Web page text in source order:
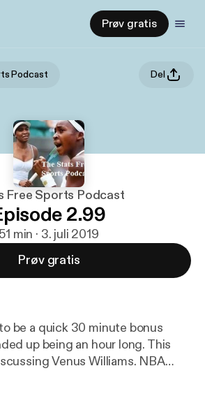
Prøv gratis
Podcast Del
Free Sports Podcast
2.99
51 min · 3. juli 2019
Prøv gratis
be a quick 30 minute bonus
up being an hour long. This
Venus Williams. NBA
I think are on the rise.